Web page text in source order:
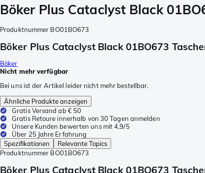
Böker Plus Cataclyst Black
Produktnummer BO01BO673
Böker Plus Cataclyst Black 01BO673
Böker
Nicht mehr verfügbar
Bei uns ist der Artikel leider nicht mehr bestellbar.
Ähnliche Produkte anzeigen
Gratis Versand ab € 50
Gratis Retoure innerhalb von 30 Tagen anmelden
Unsere Kunden bewerten uns mit 4,9/5
Über 25 Jahre Erfahrung
Spezifikationen
Relevante Topics
Produktnummer BO01BO673
Böker Plus Cataclyst Black 01BO673